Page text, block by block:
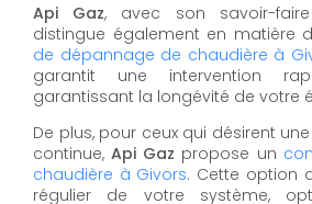
Api Gaz, avec son savoir-faire
distingue également en matière
de dépannage de chaudière à
garantit une intervention
garantissant la longévité de votre
De plus, pour ceux qui désirent
continue,Api Gaz propose un
chaudière à Givors. Cette option
régulier de votre système,